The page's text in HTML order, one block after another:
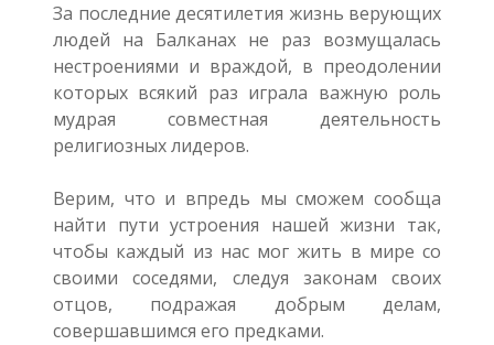
За последние десятилетия жизнь верующих
людей на Балканах не раз возмущалась
нестроениями и враждой, в преодолении
которых всякий раз играла важную роль
мудрая совместная деятельность
религиозных лидеров.
Верим, что и впредь мы сможем сообща
найти пути устроения нашей жизни так,
чтобы каждый из нас мог жить в мире со
своими соседями, следуя законам своих
отцов, подражая добрым делам,
совершавшимся его предками.